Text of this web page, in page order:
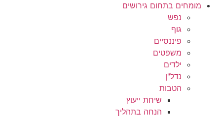
מומחים בתחום גירושים
נפש
גוף
פיננסיים
משפטים
ילדים
נדל"ן
הטבות
שיחת ייעוץ
הנחה בתהליך